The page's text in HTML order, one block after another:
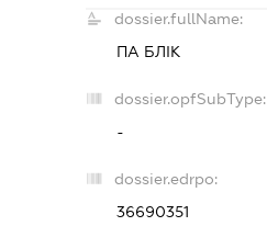
dossier.fullName:
ПА БЛІК
dossier.opfSubType:
-
dossier.edrpo:
36690351